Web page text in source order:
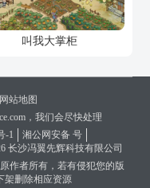
叫我大掌柜
网站地图
，我们会尽快处理
-1
湘公网安备 号
长沙冯翼先辉科技有限公司
作者所有，若有侵犯您的版
架删除相应资源